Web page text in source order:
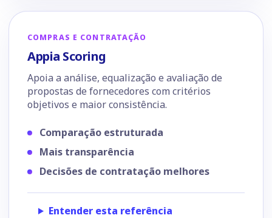
COMPRAS E CONTRATAÇÃO
Appia Scoring
Apoia a análise, equalização e avaliação de
propostas de fornecedores com critérios
objetivos e maior consistência.
Comparação estruturada
Mais transparência
Decisões de contratação melhores
Entender esta referência